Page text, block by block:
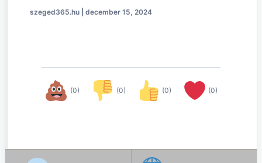
szeged365.hu december 15, 2024
(0) (0) (0) (0)